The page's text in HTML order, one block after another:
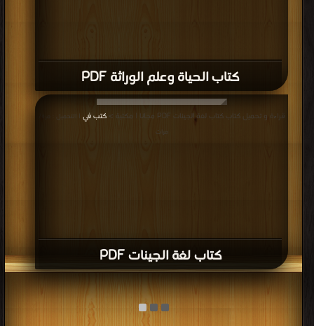
كتاب الحياة وعلم الوراثة PDF
كتاب لغة الجينات PDF
قراءة و تحميل كتاب كتاب لغة الجينات PDF مجانا | مكتبة > كتب في
| التحميل : مرة/
مرات